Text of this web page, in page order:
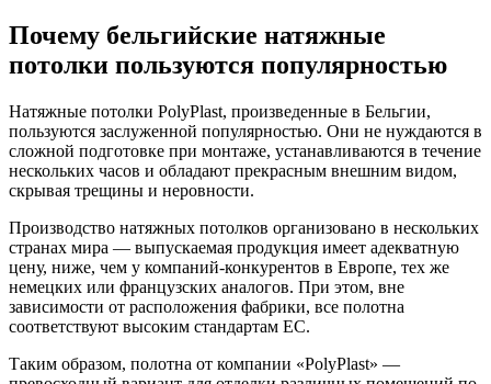
Почему бельгийские натяжные
потолки пользуются популярностью
Натяжные потолки PolyPlast, произведенные в Бельгии,
пользуются заслуженной популярностью. Они не нуждаются в
сложной подготовке при монтаже, устанавливаются в течение
нескольких часов и обладают прекрасным внешним видом,
скрывая трещины и неровности.
Производство натяжных потолков организовано в нескольких
странах мира — выпускаемая продукция имеет адекватную
цену, ниже, чем у компаний-конкурентов в Европе, тех же
немецких или французских аналогов. При этом, вне
зависимости от расположения фабрики, все полотна
соответствуют высоким стандартам ЕС.
Таким образом, полотна от компании «PolyPlast» —